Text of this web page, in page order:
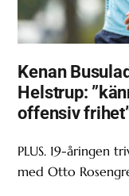
Kenan
Helstrup:
offensiv
PLUS. 19-åringen
med Otto